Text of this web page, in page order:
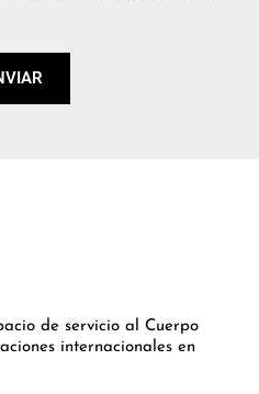
de servicio al Cuerpo
internacionales en